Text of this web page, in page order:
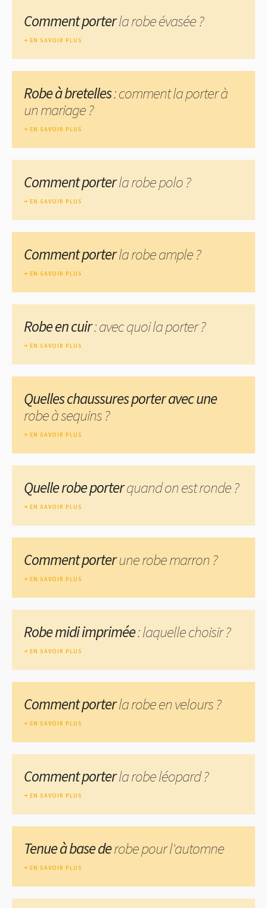
Comment porterla robe évasée ?
EN SAVOIR PLUS
Robe à bretelles: comment la porter à
un mariage ?
EN SAVOIR PLUS
Comment porterla robe polo ?
EN SAVOIR PLUS
Comment porterla robe ample ?
EN SAVOIR PLUS
Robe en cuir: avec quoi la porter ?
EN SAVOIR PLUS
Quelles chaussures porter avec une
robe à sequins ?
EN SAVOIR PLUS
Quelle robe porterquand on est ronde ?
EN SAVOIR PLUS
Comment porterune robe marron ?
EN SAVOIR PLUS
Robe midi imprimée: laquelle choisir ?
EN SAVOIR PLUS
Comment porterla robe en velours ?
EN SAVOIR PLUS
Comment porterla robe léopard ?
EN SAVOIR PLUS
Tenue à base derobe pour l'automne
EN SAVOIR PLUS